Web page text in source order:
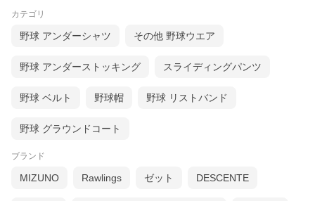
カテゴリ
野球 アンダーシャツ その他 野球ウエア
野球 アンダーストッキング スライディングパンツ
野球 ベルト 野球帽 野球 リストバンド
野球 グラウンドコート
ブランド
MIZUNO Rawlings ゼット DESCENTE